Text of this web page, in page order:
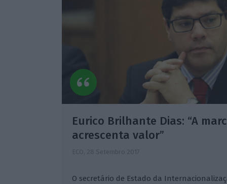
Eurico Brilhante Dias: “A
acrescenta valor”
ECO, 28 Setembro 2017
O secretário de Estado da